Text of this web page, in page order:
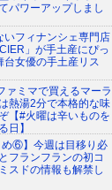
パワーアップしまし
いフィナンシェ専門店
」が手土産にぴっ
女優の手土産リス
ミマで買えるマーラ
熱湯2分で本格的な味
【#火曜は辛いものを
日】
め⑥】今週は目移り必
フランフランの初コ
スドの情報も解禁し